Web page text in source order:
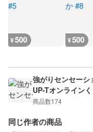
¥500 ¥500
強がりセンセー
UP-Tオンライン
商品数174
同じ作者の商品